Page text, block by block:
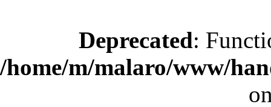
Deprecated:
/home/m/malaro/www/